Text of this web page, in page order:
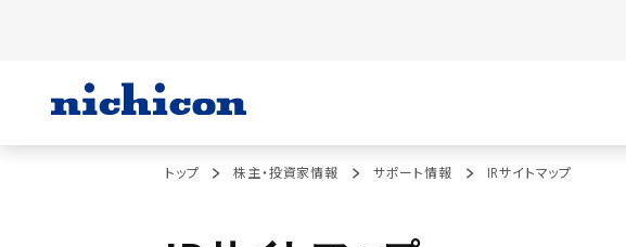
トップ 株主・投資家情報 サポート情報 IRサイトマップ